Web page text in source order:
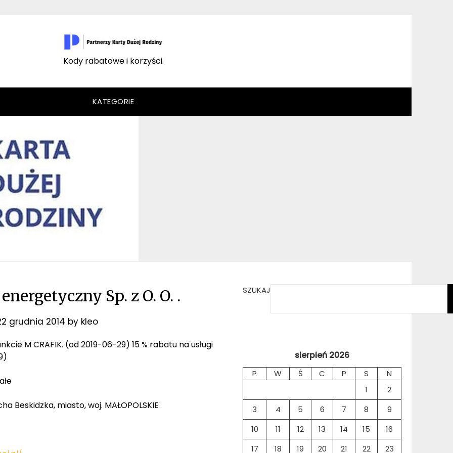
Kody rabatowe i korzyści.
KATEGORIE
Sp. z O. O. .
grudnia 2014 by kleo
M CRAFIK. (od 2019-06-29) 15 % rabatu na usługi
Beskidzka, miasto, woj. MAŁOPOLSKIE
SZUKAJ
sierpień 2026
P W Ś C P S
N
1
2
3
4 5 6 7 8
9
10
11 12 13 14 15
16
17
18 19 20 21 22 23